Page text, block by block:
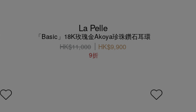
La Pelle
「Basic」18K玫瑰金Akoya珍珠鑽石耳環
HK$11,000
HK$9,900
9折